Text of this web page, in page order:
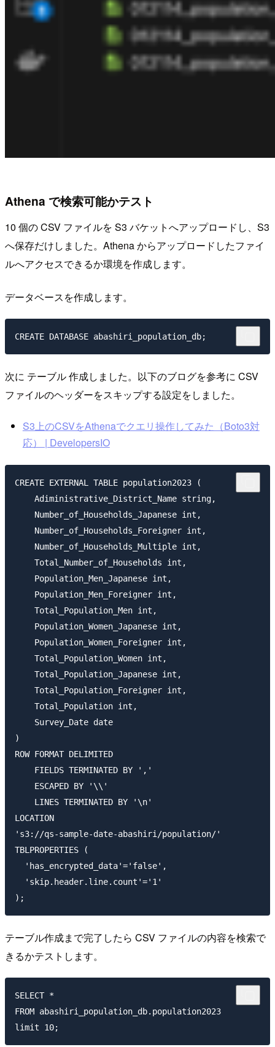
Athena で検索可能かテスト
10 個の CSV ファイルを S3 バケットへアップロードし、S3
へ保存だけしました。Athena からアップロードしたファイ
ルへアクセスできるか環境を作成します。
データベースを作成します。
次に テーブル 作成しました。以下のブログを参考に CSV
ファイルのヘッダーをスキップする設定をしました。
S3上のCSVをAthenaでクエリ操作してみた（Boto3対
応） | DevelopersIO
CREATE EXTERNAL TABLE population2023 (
    Adiministrative_District_Name string,
    Number_of_Households_Japanese int,
    Number_of_Households_Foreigner int,
    Number_of_Households_Multiple int,
    Total_Number_of_Households int,
    Population_Men_Japanese int,
    Population_Men_Foreigner int,
    Total_Population_Men int,
    Population_Women_Japanese int,
    Population_Women_Foreigner int,
    Total_Population_Women int,
    Total_Population_Japanese int,
    Total_Population_Foreigner int,
    Total_Population int,
    Survey_Date date
)
ROW FORMAT DELIMITED
    FIELDS TERMINATED BY ','
    ESCAPED BY '\\'
    LINES TERMINATED BY '\n'
LOCATION
's3://qs-sample-date-abashiri/population/'
TBLPROPERTIES (
  'has_encrypted_data'='false',
  'skip.header.line.count'='1'
テーブル作成まで完了したら CSV ファイルの内容を検索で
きるかテストします。
SELECT *
FROM abashiri_population_db.population2023